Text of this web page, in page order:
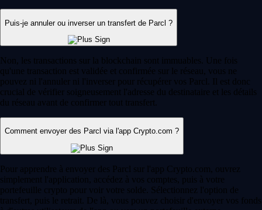
Puis-je annuler ou inverser un transfert de Parcl ?
Non, les transactions sur la blockchain sont immuables. Une fois
qu'une transaction est validée et confirmée sur le réseau, vous ne
pouvez ni l'annuler ni l'inverser pour récupérer vos Parcl. Il est donc
crucial de vérifier soigneusement l'adresse du destinataire et les détails
du réseau avant de confirmer tout transfert.
Comment envoyer des Parcl via l'app Crypto.com ?
Pour apprendre à envoyer des Parcl sur l'app Crypto.com, ouvrez
simplement l'application, accédez à vos comptes, puis à votre
portefeuille crypto pour voir votre solde. Sélectionnez l'option de
transfert, puis le retrait. De là, vous pouvez choisir d'envoyer vos fonds